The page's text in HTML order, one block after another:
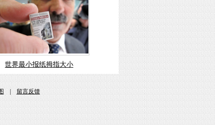
世界最小报纸拇指大小
|留言反馈